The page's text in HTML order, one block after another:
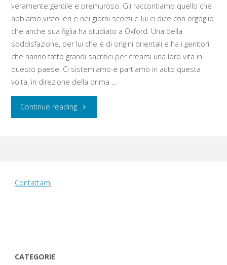
veramente gentile e premuroso. Gli raccontiamo quello che
abbiamo visto ieri e nei giorni scorsi e lui ci dice con orgoglio
che anche sua figlia ha studiato a Oxford. Una bella
soddisfazione, per lui che è di origini orientali e ha i genitori
che hanno fatto grandi sacrifici per crearsi una loro vita in
questo paese. Ci sistemiamo e partiamo in auto questa
volta, in direzione della prima …
Continue reading"Sabato
Contattami
CATEGORIE